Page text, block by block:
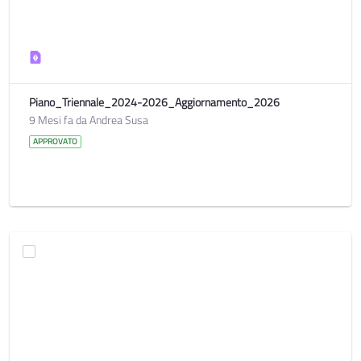
Piano_Triennale_2024-2026_Aggiornamento_2026
9 Mesi fa da Andrea Susa
APPROVATO